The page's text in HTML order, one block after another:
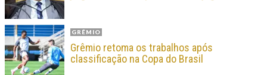
GRÊMIO
Grêmio retoma os trabalhos após
classificação na Copa do Brasil